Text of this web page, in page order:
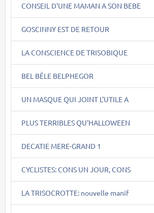
CONSEIL D'UNE MAMAN A SON BEBE
GOSCINNY EST DE RETOUR
LA CONSCIENCE DE TRISOBIQUE
BEL BÊLE BELPHEGOR
UN MASQUE QUI JOINT L'UTILE A
PLUS TERRIBLES QU'HALLOWEEN
DECATIE MERE-GRAND 1
CYCLISTES: CONS UN JOUR, CONS
LA TRISOCROTTE: nouvelle manif